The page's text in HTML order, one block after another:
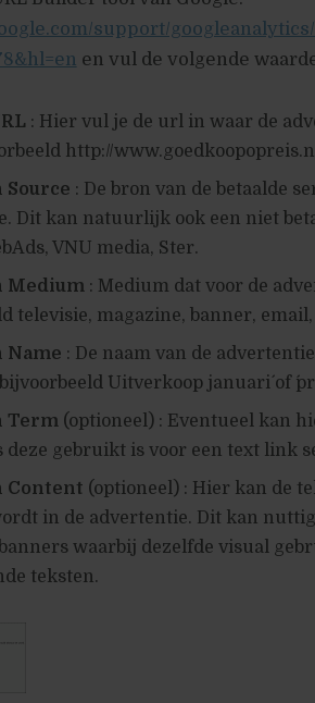
support/
en vul de volgende
: Hier vul je de url in waar de
http://
Source : De bron van de betaalde
Dit kan natuurlijk ook een niet
VNU media, Ster.
Medium: Medium dat voor de
televisie, magazine, banner, email,
Name : De naam van de
´Uitverkoop januari´ of
Term(optioneel) : Eventueel kan
deze gebruikt is voor een text link
Content (optioneel) : Hier kan de
in de advertentie. Dit kan
waarbij dezelfde visual
teksten.